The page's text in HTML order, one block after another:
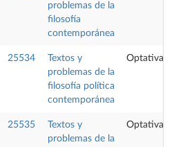
problemas de la
filosofía
contemporánea
25534
Textos y
problemas de la
filosofía política
contemporánea
Optativa
25535
Textos y
problemas de la
Optativa